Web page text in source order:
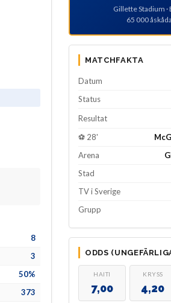
8
3
50%
373
Gillette Stadium ·
65 000
MATCHFAKTA
Datum
Status
Resultat
⚽ 28'
Arena
Stad
TV i Sverige
Grupp
ODDS
HAITI
7,00
KRYSS
4,20